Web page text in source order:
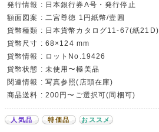
発行情報 : 日本銀行券A号・発行停止
額面図案 : 二宮尊徳 1円紙幣/壹圓
貨幣種類 : 日本貨幣カタログ11-67(紙21D)
貨幣尺寸 : 68×124 mm
貨幣情報 : ロットNo.19426
貨幣状態 : 未使用〜極美品
関連情報 : 写真参照(店頭在庫)
商品送料 : 200円〜ご選択可(同梱可)
人気品 特価品 おススメ